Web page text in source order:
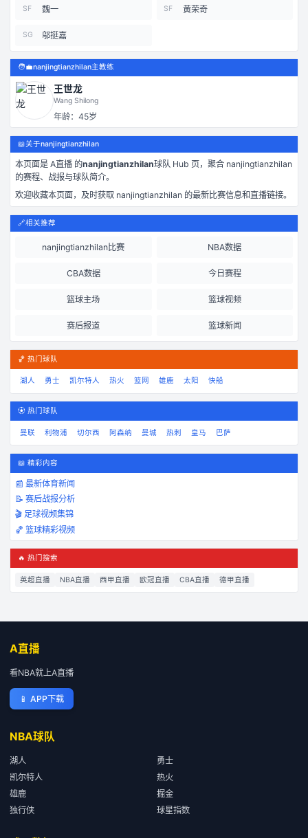
SF 魏一 SF 黄荣奇
SG 邬挺嘉
🧑‍💼nanjingtianzhilan主教练
王世龙
Wang Shilong
年龄： 45岁
📖关于nanjingtianzhilan
本页面是 A直播 的nanjingtianzhilan球队 Hub 页，聚合 nanjingtianzhilan
的赛程、战报与球队简介。
欢迎收藏本页面，及时获取 nanjingtianzhilan 的最新比赛信息和直播链接。
🔗相关推荐
nanjingtianzhilan比赛 NBA数据
CBA数据 今日赛程
篮球主场 篮球视频
赛后报道 篮球新闻
🏀 热门球队
湖人 勇士 凯尔特人 热火 篮网 雄鹿 太阳 快船
⚽ 热门球队
曼联 利物浦 切尔西 阿森纳 曼城 热刺 皇马 巴萨
📖 精彩内容
📰 最新体育新闻
📝 赛后战报分析
🎬 足球视频集锦
🏀 篮球精彩视频
🔥 热门搜索
英超直播 NBA直播 西甲直播 欧冠直播 CBA直播 德甲直播
A直播
看NBA就上A直播
📱 APP下载
NBA球队
湖人
勇士
凯尔特人
热火
雄鹿
掘金
独行侠
球星指数